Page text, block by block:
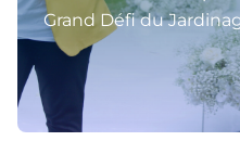
Grand Défi du